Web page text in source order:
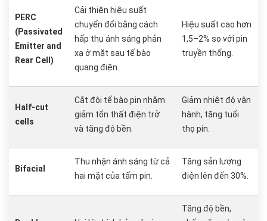
PERC
(Passivated
Emitter and
Rear Cell)
Cải thiện hiệu suất
chuyển đổi bằng cách
hấp thụ ánh sáng phản
xạ ở mặt sau tế bào
quang điện.
Hiệu suất cao hơn
1,5–2% so với pin
truyền thống.
Half-cut
cells
Cắt đôi tế bào pin nhằm
giảm tổn thất điện trở
và tăng độ bền.
Giảm nhiệt độ vận
hành, tăng tuổi
thọ pin.
Bifacial
Thu nhận ánh sáng từ cả
hai mặt của tấm pin.
Tăng sản lượng
điện lên đến 30%.
Tăng độ bền,